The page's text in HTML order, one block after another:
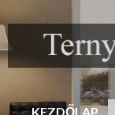
KEZDŐLAP